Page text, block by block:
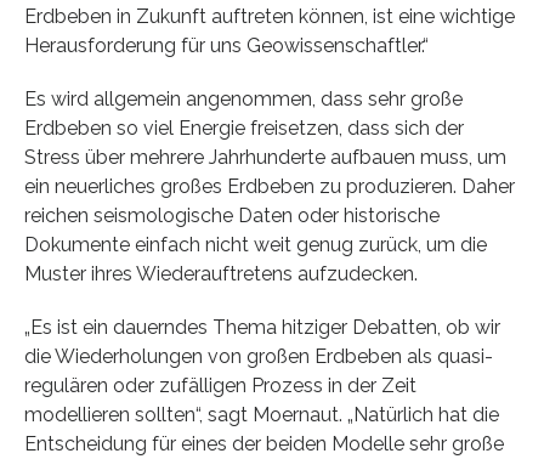
Erdbeben in Zukunft auftreten können, ist eine wichtige
Herausforderung für uns Geowissenschaftler.“
Es wird allgemein angenommen, dass sehr große
Erdbeben so viel Energie freisetzen, dass sich der
Stress über mehrere Jahrhunderte aufbauen muss, um
ein neuerliches großes Erdbeben zu produzieren. Daher
reichen seismologische Daten oder historische
Dokumente einfach nicht weit genug zurück, um die
Muster ihres Wiederauftretens aufzudecken.
„Es ist ein dauerndes Thema hitziger Debatten, ob wir
die Wiederholungen von großen Erdbeben als quasi-
regulären oder zufälligen Prozess in der Zeit
modellieren sollten“, sagt Moernaut. „Natürlich hat die
Entscheidung für eines der beiden Modelle sehr große